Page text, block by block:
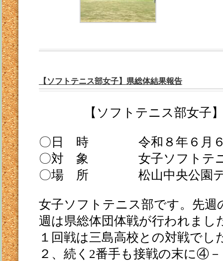
【ソフトテニス部女子】県総体結果報告
【ソフトテニス部女子
〇 日 時 令和８年６月６
〇対 象
女子ソフトテニ
〇場 所 松山中央公園テ
女子ソフトテニス部です。先週
週は県総体団体戦が行われまし
１回戦は三島高校との対戦でし
２、続く 2番手も接戦の末に④